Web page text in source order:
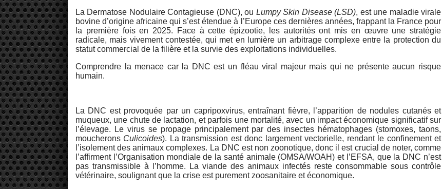
La Dermatose Nodulaire Contagieuse (DNC), ou Lumpy Skin Disease (LSD), est une maladie virale
bovine d’origine africaine qui s’est étendue à l’Europe ces dernières années, frappant la France pour
la première fois en 2025. Face à cette épizootie, les autorités ont mis en œuvre une stratégie
radicale, mais vivement contestée, qui met en lumière un arbitrage complexe entre la protection du
statut commercial de la filière et la survie des exploitations individuelles.
Comprendre la menace car la DNC est un fléau viral majeur mais qui ne présente aucun risque
humain.
La DNC est provoquée par un capripoxvirus, entraînant fièvre, l’apparition de nodules cutanés et
muqueux, une chute de lactation, et parfois une mortalité, avec un impact économique significatif sur
l’élevage. Le virus se propage principalement par des insectes hématophages (stomoxes, taons,
moucherons Culicoides). La transmission est donc largement vectorielle, rendant le confinement et
l’isolement des animaux complexes. La DNC est non zoonotique, donc il est crucial de noter, comme
l’affirment l’Organisation mondiale de la santé animale (OMSA/WOAH) et l’EFSA, que la DNC n’est
pas transmissible à l’homme. La viande des animaux infectés reste consommable sous contrôle
vétérinaire, soulignant que la crise est purement zoosanitaire et économique.